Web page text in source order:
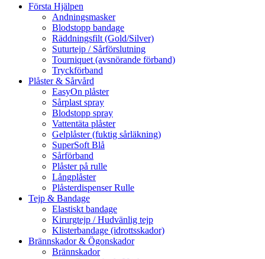
Första Hjälpen
Andningsmasker
Blodstopp bandage
Räddningsfilt (Gold/Silver)
Suturtejp / Sårförslutning
Tourniquet (avsnörande förband)
Tryckförband
Plåster & Sårvård
EasyOn plåster
Sårplast spray
Blodstopp spray
Vattentäta plåster
Gelplåster (fuktig sårläkning)
SuperSoft Blå
Sårförband
Plåster på rulle
Långplåster
Plåsterdispenser Rulle
Tejp & Bandage
Elastiskt bandage
Kirurgtejp / Hudvänlig tejp
Klisterbandage (idrottsskador)
Brännskador & Ögonskador
Brännskador